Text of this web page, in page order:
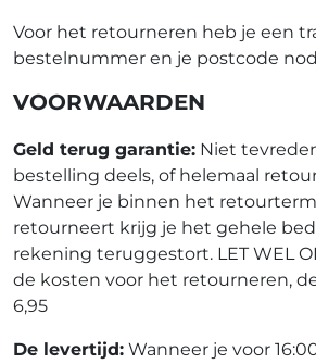
Voor het retourneren heb je een
bestelnummer en je postcode
VOORWAARDEN
Geld terug garantie: Niet
bestelling deels, of helemaal
Wanneer je binnen het
retourneert krijg je het gehele
rekening teruggestort. LET WEL
de kosten voor het retourneren,
6,95
De levertijd: Wanneer je voor